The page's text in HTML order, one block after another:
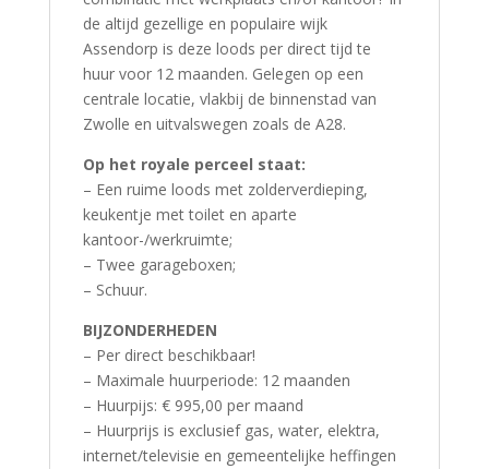
de altijd gezellige en populaire wijk
Assendorp is deze loods per direct tijd te
huur voor 12 maanden. Gelegen op een
centrale locatie, vlakbij de binnenstad van
Zwolle en uitvalswegen zoals de A28.
Op het royale perceel staat:
– Een ruime loods met zolderverdieping,
keukentje met toilet en aparte
kantoor-/werkruimte;
– Twee garageboxen;
– Schuur.
BIJZONDERHEDEN
– Per direct beschikbaar!
– Maximale huurperiode: 12 maanden
– Huurpijs: € 995,00 per maand
– Huurprijs is exclusief gas, water, elektra,
internet/televisie en gemeentelijke heffingen